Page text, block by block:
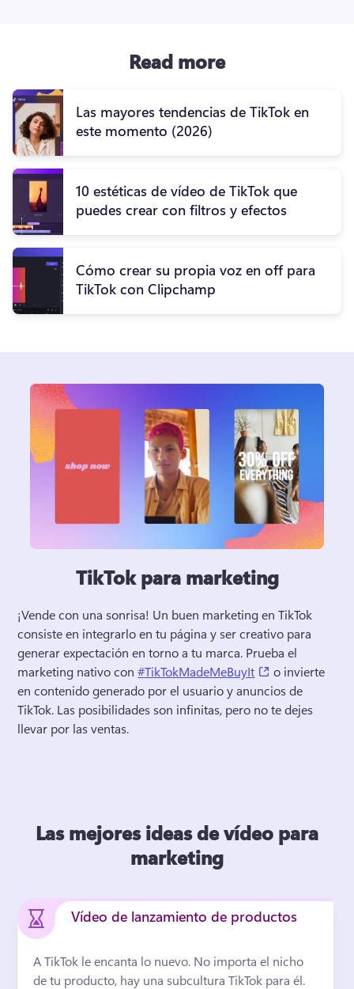
Read more
Las mayores tendencias de TikTok en
este momento (2026)
10 estéticas de vídeo de TikTok que
puedes crear con filtros y efectos
Cómo crear su propia voz en off para
TikTok con Clipchamp
TikTok para marketing
¡Vende con una sonrisa! Un buen marketing en TikTok
consiste en integrarlo en tu página y ser creativo para
generar expectación en torno a tu marca. Prueba el
marketing nativo con #TikTokMadeMeBuyIt (opens in a
o invierte
en contenido generado por el usuario y anuncios de
TikTok. Las posibilidades son infinitas, pero no te dejes
llevar por las ventas.
Las mejores ideas de vídeo para
marketing
Vídeo de lanzamiento de productos
A TikTok le encanta lo nuevo. No importa el nicho